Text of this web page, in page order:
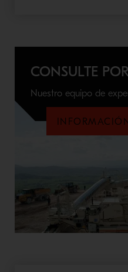
CONSULTE
Nuestro equipo de